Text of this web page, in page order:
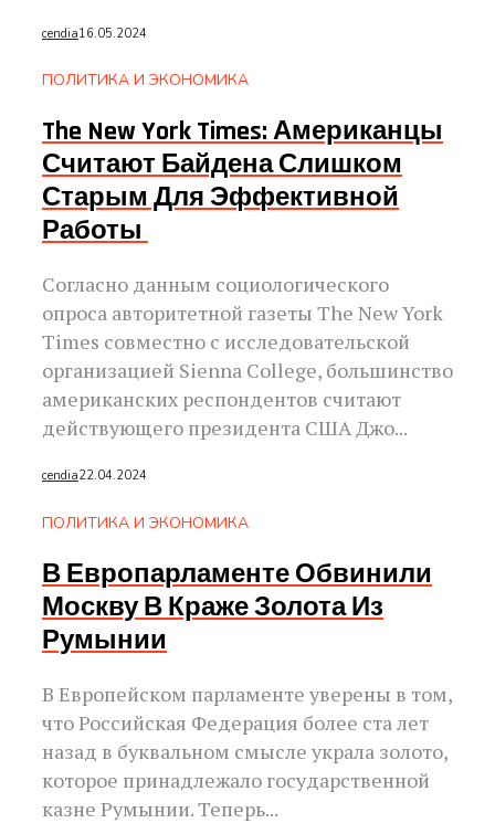
cendia16.05.2024
ПОЛИТИКА И ЭКОНОМИКА
The New York Times: Американцы
Считают Байдена Слишком
Старым Для Эффективной
Работы
Согласно данным социологического
опроса авторитетной газеты The New York
Times совместно с исследовательской
организацией Sienna College, большинство
американских респондентов считают
действующего президента США Джо...
cendia22.04.2024
ПОЛИТИКА И ЭКОНОМИКА
В Европарламенте Обвинили
Москву В Краже Золота Из
Румынии
В Европейском парламенте уверены в том,
что Российская Федерация более ста лет
назад в буквальном смысле украла золото,
которое принадлежало государственной
казне Румынии. Теперь...